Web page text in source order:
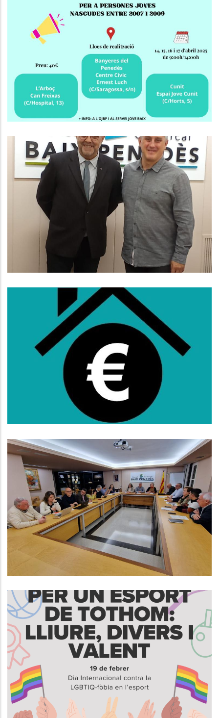
Curs De Premonitors/es
D'Educació En El Lleure!
Joventut
El President Del Consell Comarcal
Del Baix Penedès Es Reuneix Amb
El Delegat Del Govern
Altres
Oberta La Convocatòria De
Subvencions Al Lloguer Per A
L'any 2025
S. socials
El Consell D’Alcaldes Del Baix
Penedès Exigeix Millorar El
Finançament Dels Serveis Socials
De La Comarca
S. socials
19 De Febrer, Dia Internacional
Contra La LGBTIQ-Fòbia En
S. socials